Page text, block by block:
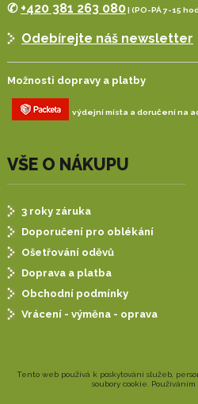
✆ +420 381 263 080| (PO-PÁ 7-15
Odebírejte náš newsletter
Možnosti dopravy a platby
výdejní místa a doručení na
VŠE O NÁKUPU
3 roky záruka
Doporučení pro oblékání
Ošetřování oděvů
Doprava a platba
Obchodní podmínky
Vrácení - výměna - oprava
Tento web používá k poskytování služeb,
soubory cookie.